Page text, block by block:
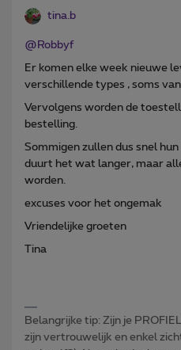
tina.b
@Robbyf
Er komen elke week nieuwe
verschillende types , soms
Vervolgens worden de
bestelling.
Sommigen zullen dus snel
duurt het wat langer, maar
worden.
excuses voor het ongemak
Vriendelijke groeten
Tina
Belangrijke tip: Zijn je
zijn vertrouwelijk en enkel